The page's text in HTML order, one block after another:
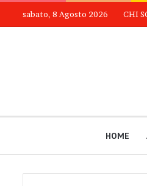
sabato, 8 Agosto 2026 CHI
HOME